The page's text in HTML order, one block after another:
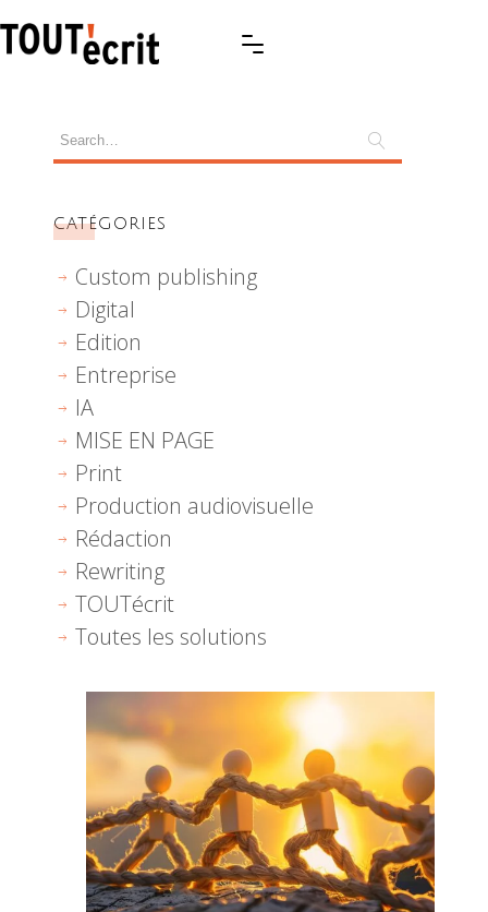
CATÉGORIES
Custom publishing
Digital
Edition
Entreprise
IA
MISE EN PAGE
Print
Production audiovisuelle
Rédaction
Rewriting
TOUTécrit
Toutes les solutions